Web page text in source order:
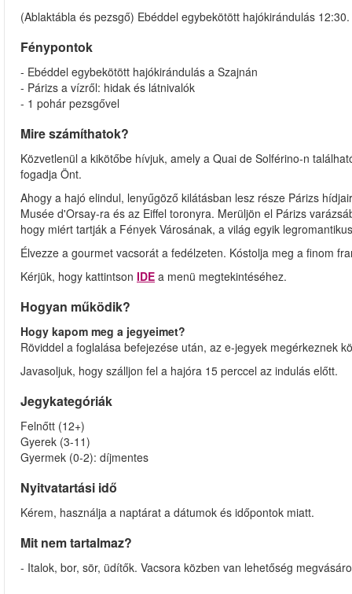
(Ablaktábla és pezsgő) Ebéddel egybekötött hajókirándulás 12:30.
Fénypontok
- Ebéddel egybekötött hajókirándulás a Szajnán
- Párizs a vízről: hidak és látnivalók
- 1 pohár pezsgővel
Mire számíthatok?
Közvetlenül a kikötőbe hívjuk, amely a Quai de Solférino-n
fogadja Önt.
Ahogy a hajó elindul, lenyűgöző kilátásban lesz része Párizs
Musée d'Orsay-ra és az Eiffel toronyra. Merüljön el Párizs
hogy miért tartják a Fények Városának, a világ egyik
Élvezze a gourmet vacsorát a fedélzeten. Kóstolja meg a finom
Kérjük, hogy kattintson IDE a menü megtekintéséhez.
Hogyan működik?
Hogy kapom meg a jegyeimet?
Röviddel a foglalása befejezése után, az e-jegyek megérkeznek
Javasoljuk, hogy szálljon fel a hajóra 15 perccel az indulás előtt.
Jegykategóriák
Felnőtt (12+)
Gyerek (3-11)
Gyermek (0-2): díjmentes
Nyitvatartási idő
Kérem, használja a naptárat a dátumok és időpontok miatt.
Mit nem tartalmaz?
- Italok, bor, sör, üdítők. Vacsora közben van lehetőség